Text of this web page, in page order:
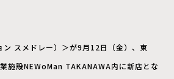
ン スメドレー）＞が9月12日（金）、東
施設NEWoMan TAKANAWA内に新店とな